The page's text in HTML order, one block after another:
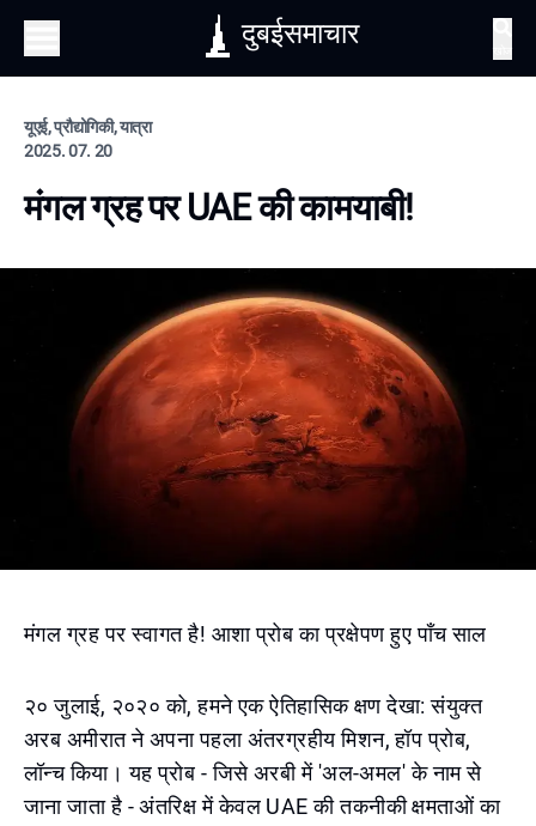
दुबईसमाचार
यूएई, प्रौद्योगिकी, यात्रा
2025. 07. 20
मंगल ग्रह पर UAE की कामयाबी!
मंगल ग्रह पर स्वागत है! आशा प्रोब का प्रक्षेपण हुए पाँच साल
२० जुलाई, २०२० को, हमने एक ऐतिहासिक क्षण देखा: संयुक्त
अरब अमीरात ने अपना पहला अंतरग्रहीय मिशन, हॉप प्रोब,
लॉन्च किया। यह प्रोब - जिसे अरबी में 'अल-अमल' के नाम से
जाना जाता है - अंतरिक्ष में केवल UAE की तकनीकी क्षमताओं का